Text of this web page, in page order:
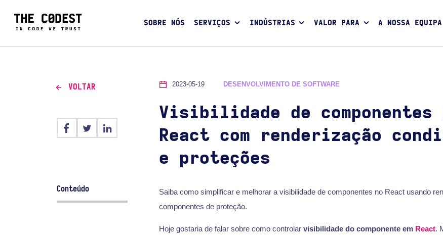
SOBRE NÓS SERVIÇOS INDÚSTRIAS VALOR PARA A NOSSA EQUIPA
VOLTAR
Conteúdo
2023-05-19 DESENVOLVIMENTO DE SOFTWARE
Visibilidade de componentes
React com renderização
e proteções
Saiba como simplificar e melhorar a visibilidade de componentes no React usando
componentes de proteção.
Hoje gostaria de falar sobre como controlar visibilidade do componente em React.